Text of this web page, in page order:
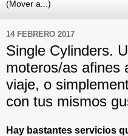
14 FEBRERO 2017
Single Cylinders.
moteros/as afines
viaje, o
con tus mismos
Hay bastantes servicios